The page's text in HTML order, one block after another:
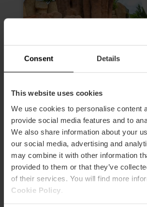
Consent Details
This website uses cookies
We use cookies to personalise content
provide social media features and to
We also share information about your
our social media, advertising and
may combine it with other information
provided to them or that they’ve
of their services. You will find more
Cookie Policy
y Entrada al
Museo de las Ciencias,
y Bioparc
4.9 - 618
Duración: 72h
Transporte